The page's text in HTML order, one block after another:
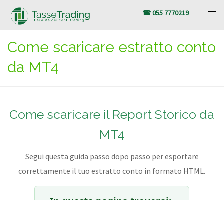
☎ 055 7770219
Come scaricare estratto conto
da MT4
Come scaricare il Report Storico da
MT4
Segui questa guida passo dopo passo per esportare
correttamente il tuo estratto conto in formato HTML.